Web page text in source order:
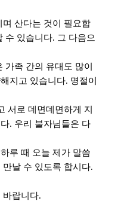
산다는 것이 필요합
수 있습니다. 그 다음으
가족 간의 유대도 많이
지고 있습니다. 명절이
서로 데면데면하게 지
. 우리 불자님들은 다
루 때 오늘 제가 말씀
날 수 있도록 합시다.
바랍니다.